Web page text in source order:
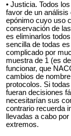
• Justicia. Todos
favor de un
epónimo cuyo uso
conservación de
es eliminarlos
sencilla de todas
complicado por
muestra de 1 (es
funcionar, que
cambios de
protocolos. Si
fueran decisiones
necesitarían sus
contrario recuerda
llevadas a cabo
extremos.